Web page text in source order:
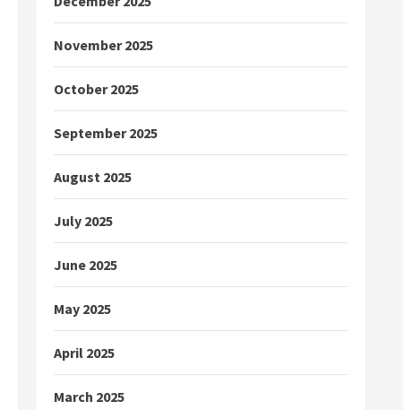
November 2025
October 2025
September 2025
August 2025
July 2025
June 2025
May 2025
April 2025
March 2025